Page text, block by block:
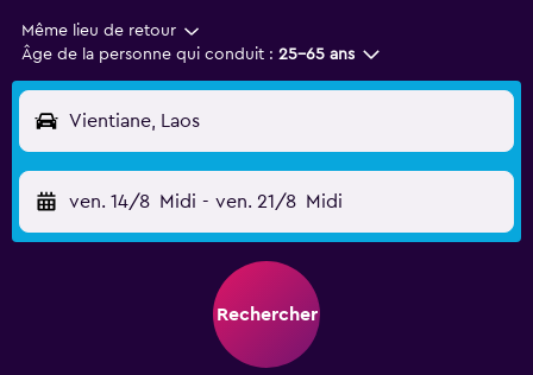
Même lieu de retour
Âge de la personne qui conduit : 25-65 ans
Vientiane, Laos
ven. 14/8 Midi - ven. 21/8 Midi
Rechercher